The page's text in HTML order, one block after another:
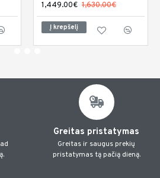
1,449.00€ 1,630.00€
Į krepšelį
Greitas pristatymas
Greitas ir saugus prekių
pristatymas tą pačią dieną.